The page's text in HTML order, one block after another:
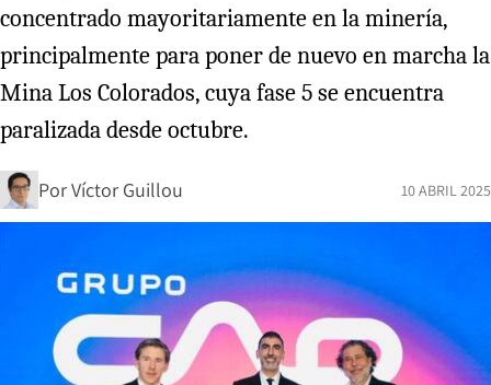
concentrado mayoritariamente en la minería,
principalmente para poner de nuevo en marcha la
Mina Los Colorados, cuya fase 5 se encuentra
paralizada desde octubre.
PorVíctor Guillou 10 ABRIL 2025